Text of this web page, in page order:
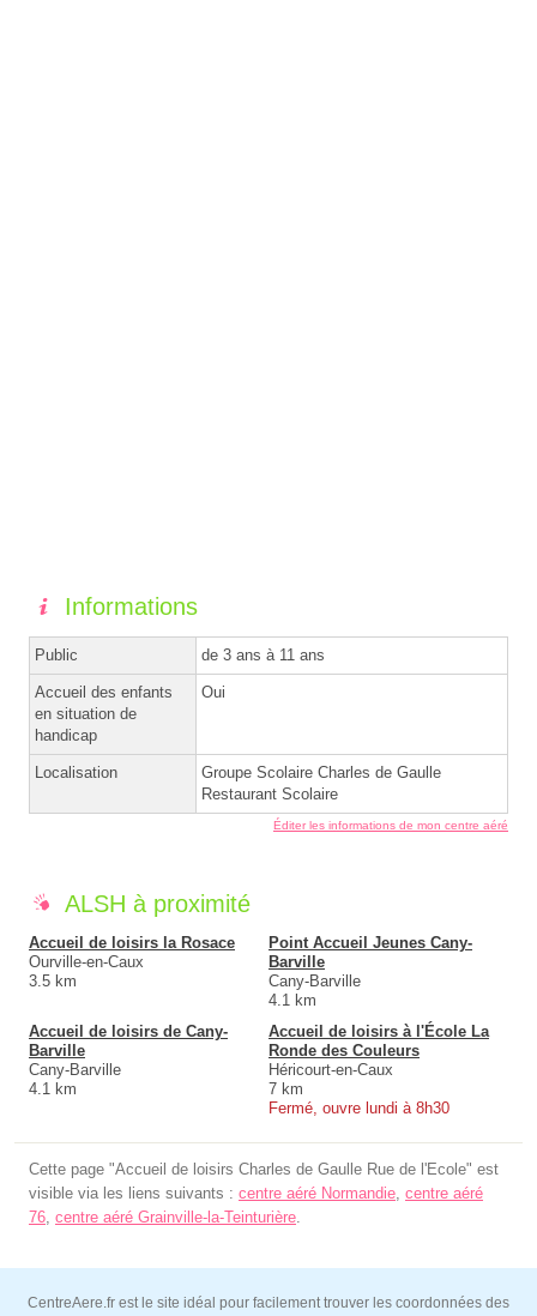
Informations
Public de 3 ans à 11 ans
Accueil des enfants
en situation de
handicap
Oui
Localisation
Groupe Scolaire Charles de Gaulle
Restaurant Scolaire
Éditer les informations de mon centre aéré
ALSH à proximité
Accueil de loisirs la Rosace
Ourville-en-Caux
3.5 km
Point Accueil Jeunes Cany-
Barville
Cany-Barville
4.1 km
Accueil de loisirs de Cany-
Barville
Cany-Barville
4.1 km
Accueil de loisirs à l'École La
Ronde des Couleurs
Héricourt-en-Caux
7 km
Fermé, ouvre lundi à 8h30
Cette page "Accueil de loisirs Charles de Gaulle Rue de l'Ecole" est
visible via les liens suivants : centre aéré Normandie, centre aéré
76, centre aéré Grainville-la-Teinturière.
CentreAere.fr est le site idéal pour facilement trouver les coordonnées des